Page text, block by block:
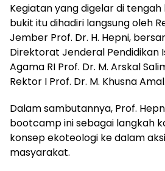
Kegiatan yang digelar di
bukit itu dihadiri langsung oleh
Jember Prof. Dr. H. Hepni,
Direktorat Jenderal Pendidikan
Agama RI Prof. Dr. M. Arskal
Rektor I Prof. Dr. M. Khusna Amal.
Dalam sambutannya, Prof.
bootcamp ini sebagai langkah
konsep ekoteologi ke dalam
masyarakat.